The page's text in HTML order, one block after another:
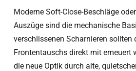
Moderne Soft-Close-Beschläge
Auszüge sind die mechanische
verschlissenen Scharnieren sollten
Frontentauschs direkt mit erneuert
die neue Optik durch alte,